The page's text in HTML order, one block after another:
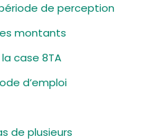
de perception
montants
case 8TA
d’emploi
de plusieurs